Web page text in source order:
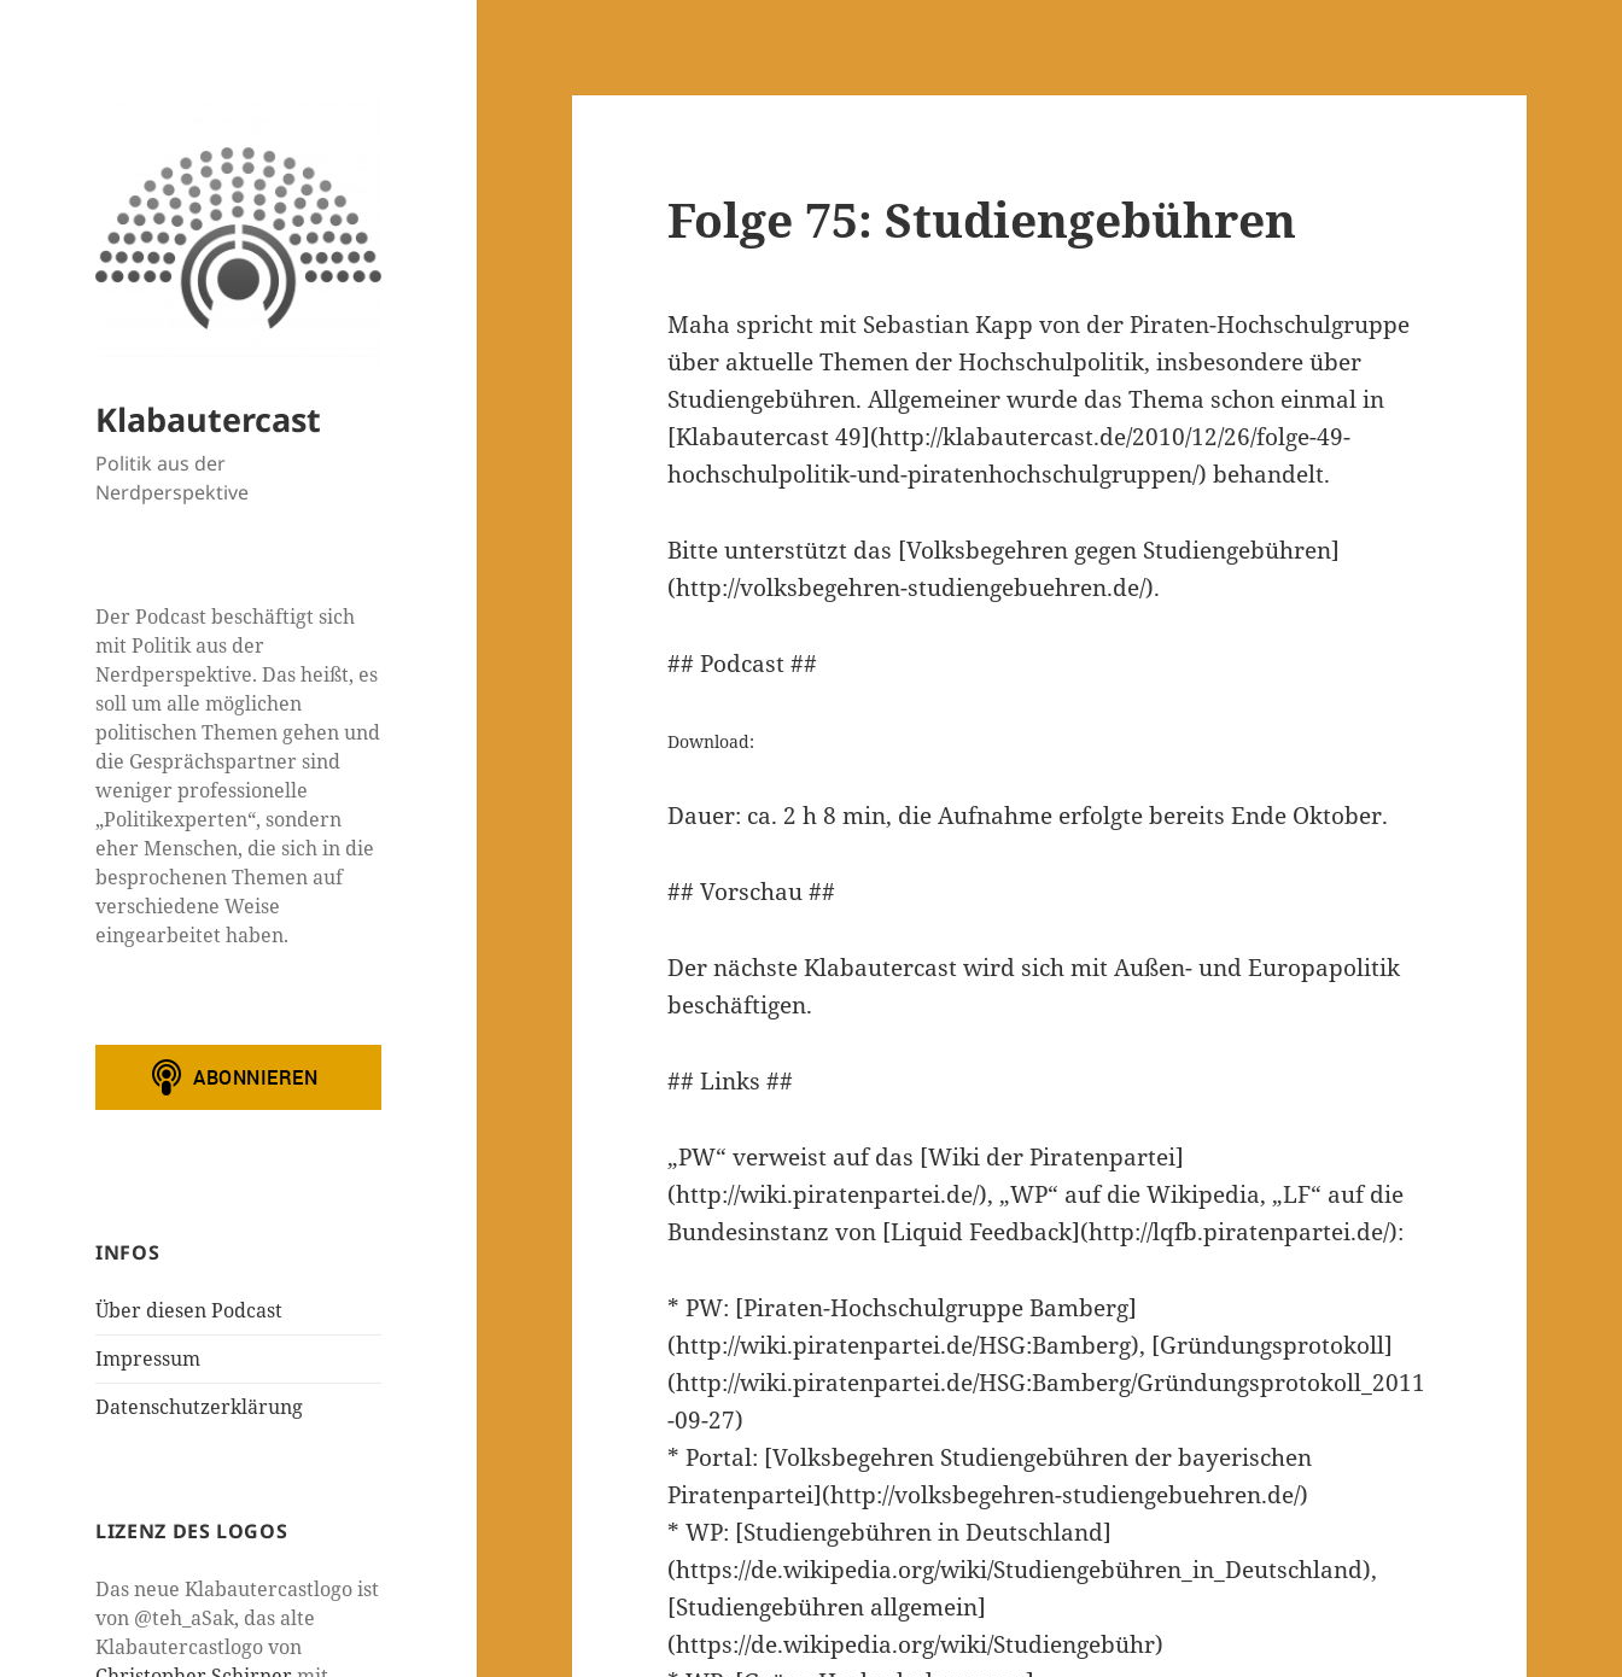
Klabautercast
Politik aus der
Nerdperspektive
Der Podcast beschäftigt sich
mit Politik aus der
Nerdperspektive. Das heißt, es
soll um alle möglichen
politischen Themen gehen und
die Gesprächspartner sind
weniger professionelle
„Politikexperten“, sondern
eher Menschen, die sich in die
besprochenen Themen auf
verschiedene Weise
eingearbeitet haben.
INFOS
Über diesen Podcast
Impressum
Datenschutzerklärung
LIZENZ DES LOGOS
Das neue Klabautercastlogo ist
von @teh_aSak, das alte
Klabautercastlogo von
Folge 75: Studiengebühren
Maha spricht mit Sebastian Kapp von der Piraten-Hochschulgruppe
über aktuelle Themen der Hochschulpolitik, insbesondere über
Studiengebühren. Allgemeiner wurde das Thema schon einmal in
[Klabautercast 49](http://klabautercast.de/2010/12/26/folge-49-
hochschulpolitik-und-piratenhochschulgruppen/) behandelt.
Bitte unterstützt das [Volksbegehren gegen Studiengebühren]
(http://volksbegehren-studiengebuehren.de/).
## Podcast ##
Download:
Dauer: ca. 2 h 8 min, die Aufnahme erfolgte bereits Ende Oktober.
## Vorschau ##
Der nächste Klabautercast wird sich mit Außen- und Europapolitik
beschäftigen.
## Links ##
„PW“ verweist auf das [Wiki der Piratenpartei]
(http://wiki.piratenpartei.de/), „WP“ auf die Wikipedia, „LF“ auf die
Bundesinstanz von [Liquid Feedback](http://lqfb.piratenpartei.de/):
* PW: [Piraten-Hochschulgruppe Bamberg]
(http://wiki.piratenpartei.de/HSG:Bamberg), [Gründungsprotokoll]
(http://wiki.piratenpartei.de/HSG:Bamberg/Gründungsprotokoll_2011
-09-27)
* Portal: [Volksbegehren Studiengebühren der bayerischen
Piratenpartei](http://volksbegehren-studiengebuehren.de/)
* WP: [Studiengebühren in Deutschland]
(https://de.wikipedia.org/wiki/Studiengebühren_in_Deutschland),
[Studiengebühren allgemein]
(https://de.wikipedia.org/wiki/Studiengebühr)